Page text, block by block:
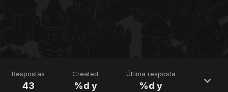
Respostas
43
Created
%d y
Última resposta
%d y